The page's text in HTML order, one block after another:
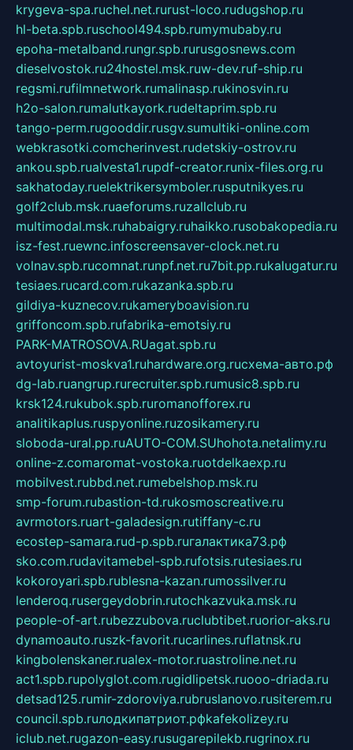
krygeva-spa.ruchel.net.rurust-loco.rudugshop.ru
hl-beta.spb.ruschool494.spb.rumymubaby.ru
epoha-metalband.rungr.spb.rurusgosnews.com
dieselvostok.ru24hostel.msk.ruw-dev.ruf-ship.ru
regsmi.rufilmnetwork.rumalinasp.rukinosvin.ru
h2o-salon.rumalutkayork.rudeltaprim.spb.ru
tango-perm.rugooddir.rusgv.sumultiki-online.com
webkrasotki.comcherinvest.rudetskiy-ostrov.ru
ankou.spb.rualvesta1.rupdf-creator.runix-files.org.ru
sakhatoday.ruelektrikersymboler.rusputnikyes.ru
golf2club.msk.ruaeforums.ruzallclub.ru
multimodal.msk.ruhabaigry.ruhaikko.rusobakopedia.ru
isz-fest.ruewnc.infoscreensaver-clock.net.ru
volnav.spb.rucomnat.runpf.net.ru7bit.pp.rukalugatur.ru
tesiaes.rucard.com.rukazanka.spb.ru
gildiya-kuznecov.rukameryboavision.ru
griffoncom.spb.rufabrika-emotsiy.ru
PARK-MATROSOVA.RUagat.spb.ru
avtoyurist-moskva1.ruhardware.org.ruсхема-авто.рф
dg-lab.ruangrup.rurecruiter.spb.rumusic8.spb.ru
krsk124.rukubok.spb.ruromanofforex.ru
analitikaplus.ruspyonline.ruzosikamery.ru
sloboda-ural.pp.ruAUTO-COM.SUhohota.netalimy.ru
online-z.comaromat-vostoka.ruotdelkaexp.ru
mobilvest.rubbd.net.rumebelshop.msk.ru
smp-forum.rubastion-td.rukosmoscreative.ru
avrmotors.ruart-galadesign.rutiffany-c.ru
ecostep-samara.rud-p.spb.ruгалактика73.рф
sko.com.rudavitamebel-spb.rufotsis.rutesiaes.ru
kokoroyari.spb.rublesna-kazan.rumossilver.ru
lenderoq.rusergeydobrin.rutochkazvuka.msk.ru
people-of-art.rubezzubova.ruclubtibet.ruorior-aks.ru
dynamoauto.ruszk-favorit.rucarlines.ruflatnsk.ru
kingbolenskaner.rualex-motor.ruastroline.net.ru
act1.spb.rupolyglot.com.rugidlipetsk.ruooo-driada.ru
detsad125.rumir-zdoroviya.rubruslanovo.rusiterem.ru
council.spb.ruлодкипатриот.рфkafekolizey.ru
iclub.net.rugazon-easy.rusugarepilekb.rugrinox.ru